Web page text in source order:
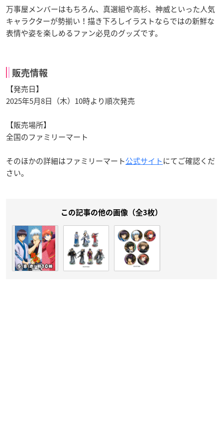
万事屋メンバーはもちろん、真選組や高杉、神威といった人気
キャラクターが勢揃い！描き下ろしイラストならではの新鮮な
表情や姿を楽しめるファン必見のグッズです。
販売情報
【発売日】
2025年5月8日（木）10時より順次発売
【販売場所】
全国のファミリーマート
そのほかの詳細はファミリーマート公式サイトにてご確認くだ
さい。
この記事の他の画像（全3枚）